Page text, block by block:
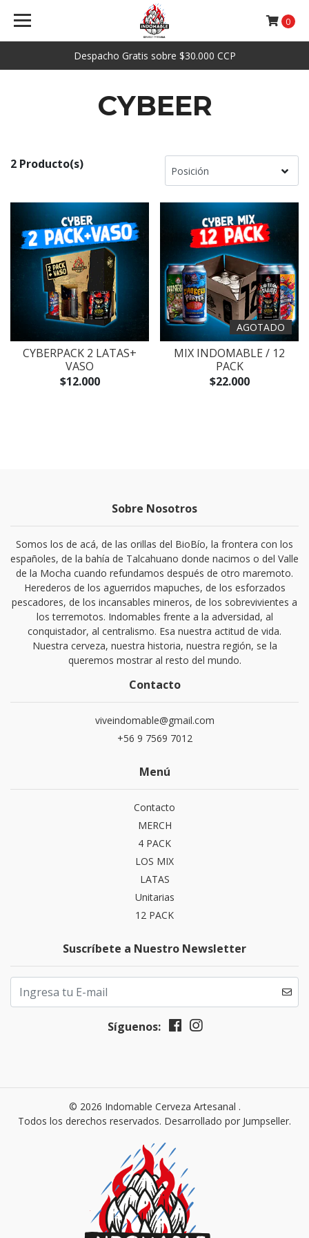
Despacho Gratis sobre $30.000 CCP
0
CYBEER
2 Producto(s)
CYBERPACK 2 LATAS+
VASO
$12.000
AGOTADO
MIX INDOMABLE / 12
PACK
$22.000
Sobre Nosotros
Somos los de acá, de las orillas del BioBío, la frontera con los
españoles, de la bahía de Talcahuano donde nacimos o del Valle
de la Mocha cuando refundamos después de otro maremoto.
Herederos de los aguerridos mapuches, de los esforzados
pescadores, de los incansables mineros, de los sobrevivientes a
los terremotos. Indomables frente a la adversidad, al
conquistador, al centralismo. Esa nuestra actitud de vida.
Nuestra cerveza, nuestra historia, nuestra región, se la
queremos mostrar al resto del mundo.
Contacto
viveindomable@gmail.com
+56 9 7569 7012
Menú
Contacto
MERCH
4 PACK
LOS MIX
LATAS
Unitarias
12 PACK
Suscríbete a Nuestro Newsletter
Síguenos:
© 2026 Indomable Cerveza Artesanal .
Todos los derechos reservados. Desarrollado por Jumpseller.